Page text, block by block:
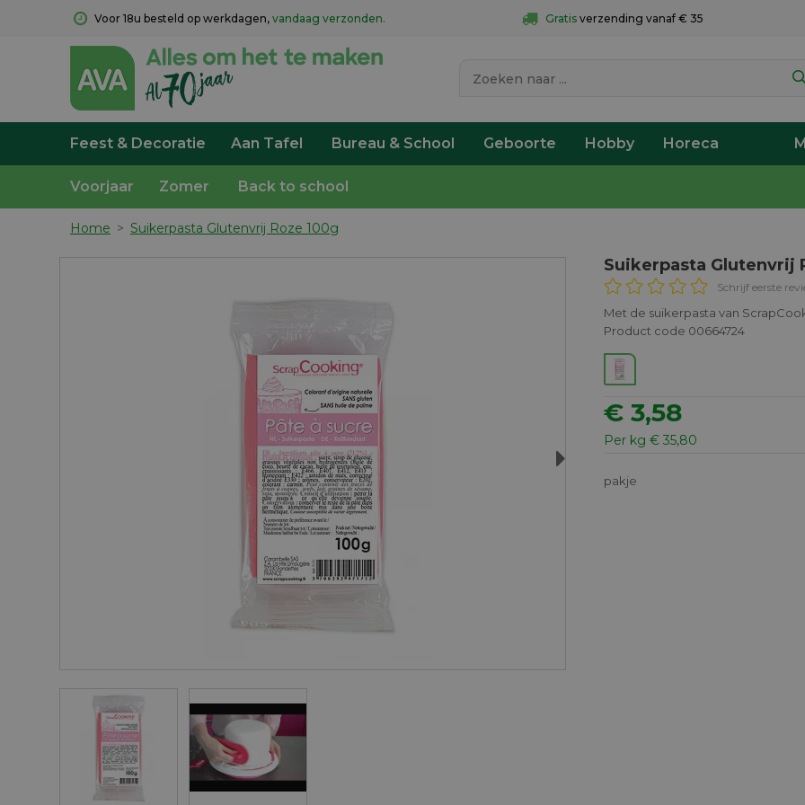
Voor 18u besteld op werkdagen, vandaag verzonden. Gratis verzending vanaf € 35
Feest & Decoratie Aan Tafel Bureau & School Geboorte Hobby Horeca
Voorjaar Zomer Back to school
Home > Suikerpasta Glutenvrij Roze 100g
Next
Suikerpasta Glutenvrij
Schrijf eerste
Met de suikerpasta van
Product code 00664724
€ 3,58
Per kg € 35,80
pakje